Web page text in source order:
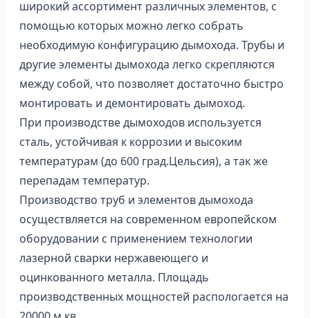
широкий ассортимент различных элементов, с
помощью которых можно легко собрать
необходимую конфигурацию дымохода. Трубы и
другие элементы дымохода легко скрепляются
между собой, что позволяет достаточно быстро
монтировать и демонтировать дымоход.
При производстве дымоходов используется
сталь, устойчивая к коррозии и высоким
температурам (до 600 град.Цельсия), а так же
перепадам температур.
Производство труб и элементов дымохода
осуществляется на современном европейском
оборудовании с применением технологии
лазерной сварки нержавеющего и
оцинкованного металла. Площадь
производственных мощностей распологается на